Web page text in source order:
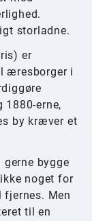
storladne.
er
æresborger i
1880-erne,
by kræver et
bygge
noget for
fjernes. Men
til en